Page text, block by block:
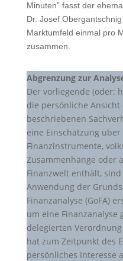
Minuten” fasst der
Dr. Josef
Marktumfeld einmal pro
zusammen.
Abgrenzung zur
Der vorliegende (oder:
die persönliche
beschriebenen
eine Einschätzung
Finanzinstrumente,
Zusammenhänge oder
Finanzwelt enthält,
Anwendung der
Finanzanalyse (GoFA)
um eine Finanzanalyse
delegierten Verordnung
hat zum Zeitpunkt des
persönliches Interesse